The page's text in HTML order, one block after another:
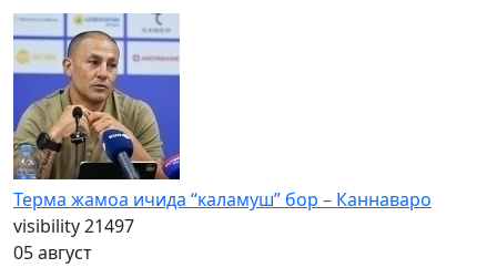
Терма жамоа ичида “каламуш” бор – Каннаваро
visibility21497
05 август